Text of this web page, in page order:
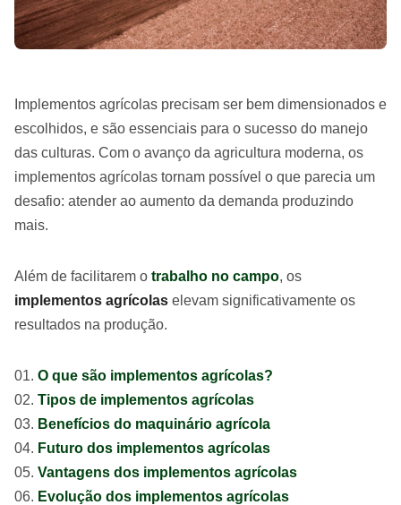
Implementos agrícolas precisam ser bem dimensionados e
escolhidos, e são essenciais para o sucesso do manejo
das culturas. Com o avanço da agricultura moderna, os
implementos agrícolas tornam possível o que parecia um
desafio: atender ao aumento da demanda produzindo
mais.
Além de facilitarem o trabalho no campo, os
implementos agrícolas elevam significativamente os
resultados na produção.
O que são implementos agrícolas?
Tipos de implementos agrícolas
Benefícios do maquinário agrícola
Futuro dos implementos agrícolas
Vantagens dos implementos agrícolas
Evolução dos implementos agrícolas